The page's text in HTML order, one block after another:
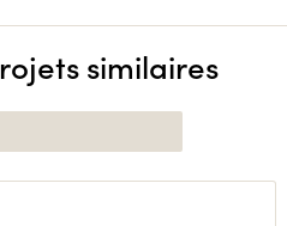
similaires